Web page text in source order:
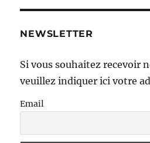
NEWSLETTER
Si vous souhaitez recevoir
veuillez indiquer ici votre
Email